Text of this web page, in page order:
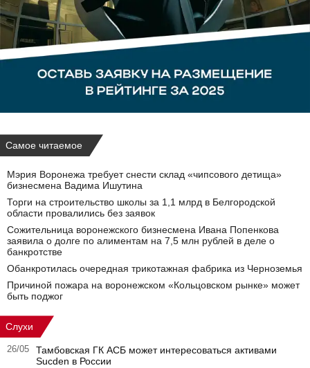
Самое читаемое
Мэрия Воронежа требует снести склад «чипсового детища»
бизнесмена Вадима Ишутина
Торги на строительство школы за 1,1 млрд в Белгородской
области провалились без заявок
Сожительница воронежского бизнесмена Ивана Попенкова
заявила о долге по алиментам на 7,5 млн рублей в деле о
банкротстве
Обанкротилась очередная трикотажная фабрика из Черноземья
Причиной пожара на воронежском «Кольцовском рынке» может
быть поджог
Слухи
26/05
Тамбовская ГК АСБ может интересоваться активами
Sucden в России